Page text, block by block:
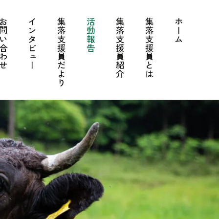
ホーム
集落支援員とは
集落支援員紹介
活動報告
集落支援員だより
インタビュー
わせ